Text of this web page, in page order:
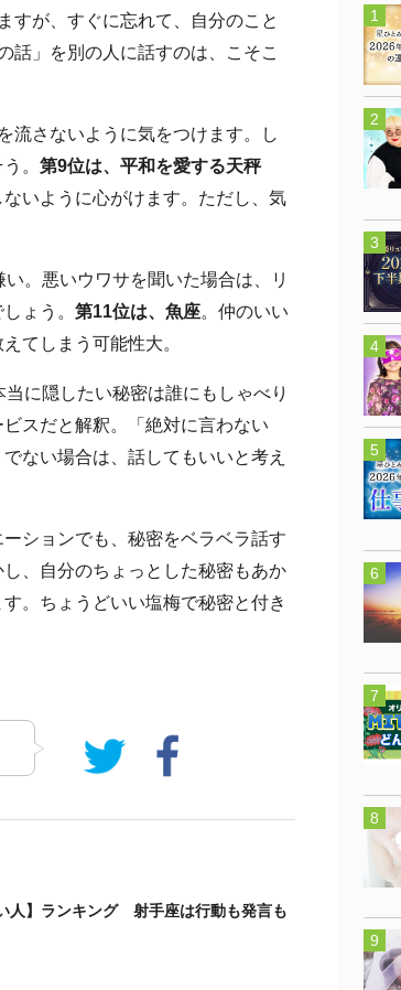
すが、すぐに忘れて、自分のこと
話」を別の人に話すのは、こそこ
流さないように気をつけます。し
。 第9位は、平和を愛する天秤
いように心がけます。ただし、気
。悪いウワサを聞いた場合は、リ
ょう。 第11位は、魚座。仲のいい
てしまう可能性大。
当に隠したい秘密は誰にもしゃべり
スだと解釈。「絶対に言わない
ない場合は、話してもいいと考え
ションでも、秘密をベラベラ話す
、自分のちょっとした秘密もあか
。ちょうどいい塩梅で秘密と付き
人】ランキング 射手座は行動も発言も